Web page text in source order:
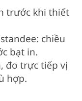
trước khi thiết
chiều
bạt in.
đo trực tiếp vị
hợp.